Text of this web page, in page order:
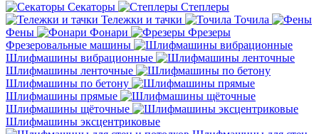
Секаторы
Степлеры
Тележки и тачки
Точила
Фены
Фонари
Фрезеры
Фрезеровальные машины
Шлифмашины вибрационные
Шлифмашины ленточные
Шлифмашины по бетону
Шлифмашины прямые
Шлифмашины щёточные
Шлифмашины эксцентриковые